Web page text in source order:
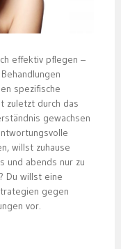
effektiv pflegen –
spezifische
zuletzt durch das
gewachsen
willst zuhause
und abends nur zu
Du willst eine
gegen
vor.